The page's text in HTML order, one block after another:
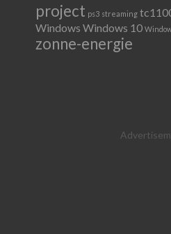
project ps3 streaming
Windows Windows 10
zonne-energie